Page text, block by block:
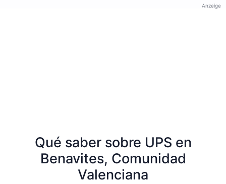
Anzeige
Qué saber sobre UPS en
Benavites, Comunidad
Valenciana